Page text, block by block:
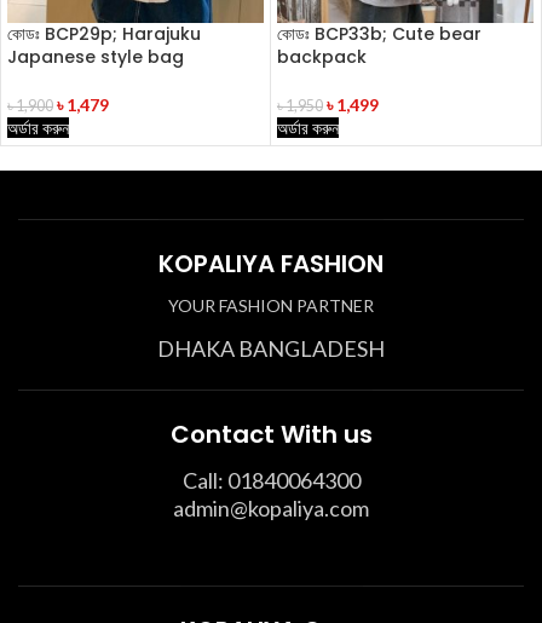
কোডঃ BCP29p; Harajuku
Japanese style bag
৳1,900 ৳1,479
অর্ডার করুন
কোডঃ BCP33b; Cute bear
backpack
৳1,950 ৳1,499
অর্ডার করুন
KOPALIYA FASHION
YOUR FASHION PARTNER
DHAKA BANGLADESH
Contact With us
Call: 01840064300
admin@kopaliya.com